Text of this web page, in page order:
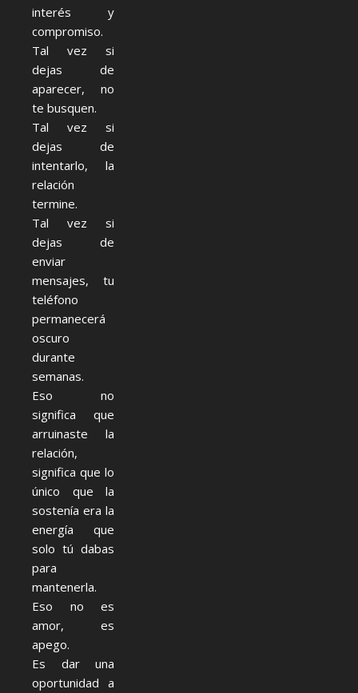
interés y
compromiso.
Tal vez si
dejas de
aparecer, no
te busquen.
Tal vez si
dejas de
intentarlo, la
relación
termine.
Tal vez si
dejas de
enviar
mensajes, tu
teléfono
permanecerá
oscuro
durante
semanas.
Eso no
significa que
arruinaste la
relación,
significa que lo
único que la
sostenía era la
energía que
solo tú dabas
para
mantenerla.
Eso no es
amor, es
apego.
Es dar una
oportunidad a